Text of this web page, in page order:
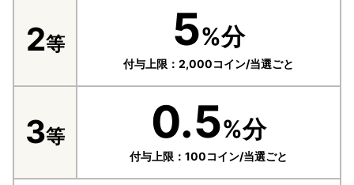
2等 5%分
付与上限：2,000コイン/当選ごと
3等 0.5%分
付与上限：100コイン/当選ごと